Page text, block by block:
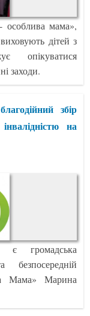
особлива мама»,
дітей з
опікуватися
заходи.
збір
на
є громадська
безпосередній
Мама» Марина